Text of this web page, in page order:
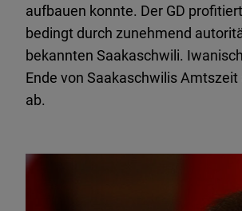
aufbauen konnte. Der GD
bedingt durch zunehmend
bekannten Saakaschwili.
Ende von Saakaschwilis
ab.